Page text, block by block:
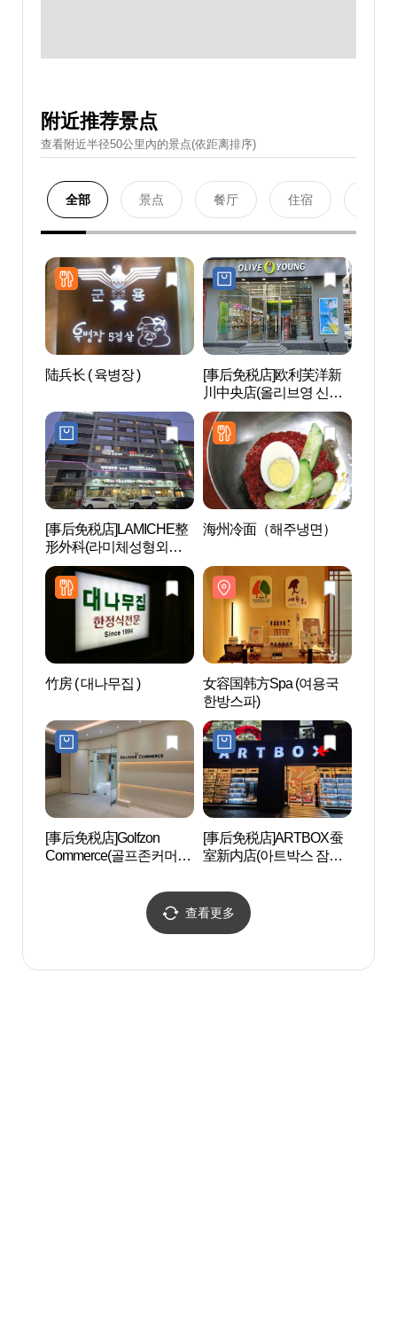
附近推荐景点
查看附近半径50公里內的景点(依距离排序)
全部 景点 餐厅 住宿
陆兵长 ( 육병장 )
[事后免税店]欧利芙洋新
川中央店(올리브영 신천
중앙점)
[事后免税店]LAMICHE整
形外科(라미체성형외과
의원)
海州冷面（해주냉면）
竹房 ( 대나무집 )
女容国韩方Spa (여용국
한방스파)
[事后免税店]Golfzon
Commerce(골프존커머
[事后免税店]ARTBOX蚕
室新内店(아트박스 잠실
查看更多